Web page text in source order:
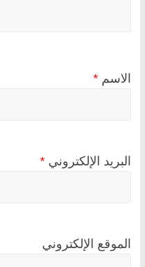
الاسم *
البريد الإلكتروني *
الموقع الإلكتروني